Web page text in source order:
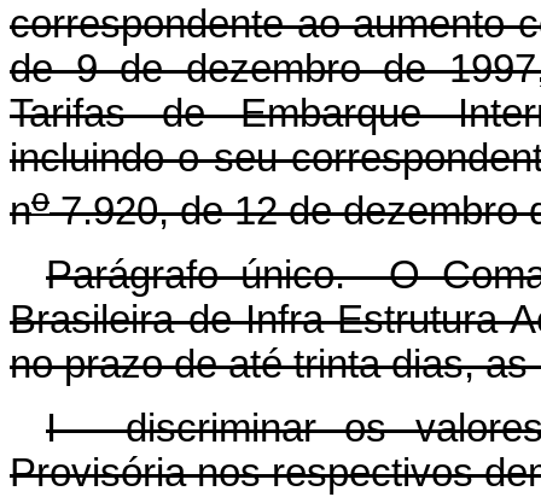
correspondente ao aumento
de 9 de dezembro de
Tarifas de Embarque
incluindo o seu
no7.920, de 12 de dezembro
Parágrafo único. O
Brasileira de Infra-Estrutura
no prazo de até trinta dias,
I - discriminar os
Provisória nos respectivos